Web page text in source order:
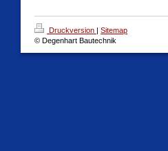
Druckversion | Sitemap
© Degenhart Bautechnik